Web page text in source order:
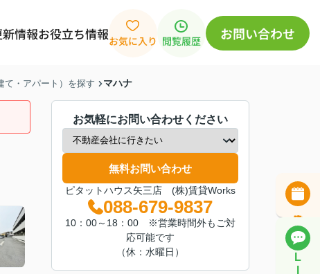
新情報お役立ち情報お気に入り 閲覧履歴 お問い合わせ
L
て・アパート）を探す マハナ
お気軽にお問い合わせください
無料お問い合わせ
ピタットハウス矢三店 (株)賃貸Works
088-679-9837
10：00～18：00 ※営業時間外もご対
応可能です
（休：水曜日）